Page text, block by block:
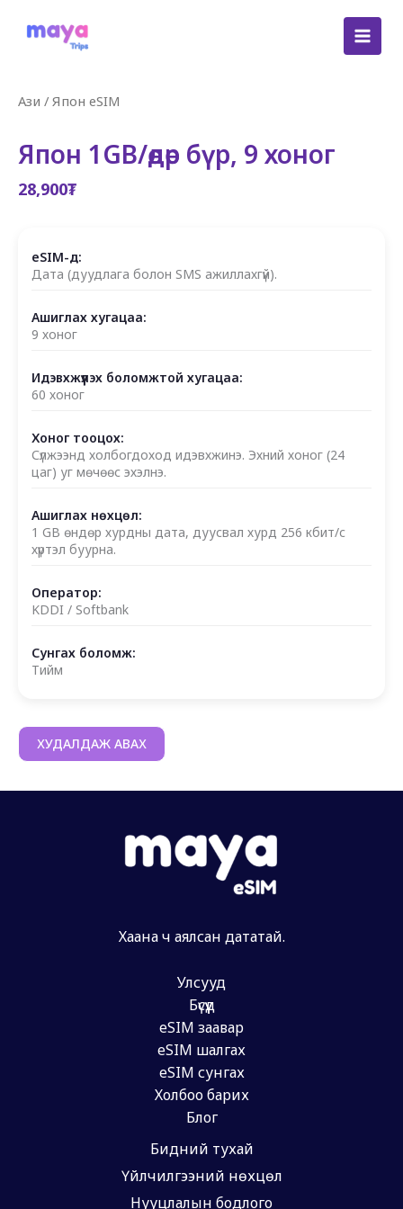
Ази / Япон eSIM
Япон 1GB/өдөр бүр, 9 хоног
28,900₮
eSIM-д:
Дата (дуудлага болон SMS ажиллахгүй).
Ашиглах хугацаа:
9 хоног
Идэвхжүүлэх боломжтой хугацаа:
60 хоног
Хоног тооцох:
Сүлжээнд холбогдоход идэвхжинэ. Эхний хоног (24
цаг) уг мөчөөс эхэлнэ.
Ашиглах нөхцөл:
1 GB өндөр хурдны дата, дуусвал хурд 256 кбит/с
хүртэл буурна.
Оператор:
KDDI / Softbank
Сунгах боломж:
Тийм
ХУДАЛДАЖ АВАХ
Хаана ч аялсан дататай.
Улсууд
Бүсүүд
eSIM заавар
eSIM шалгах
eSIM сунгах
Холбоо барих
Блог
Бидний тухай
Үйлчилгээний нөхцөл
Нууцлалын бодлого